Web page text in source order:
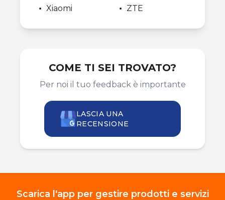
Xiaomi
ZTE
COME TI SEI TROVATO?
Per noi il tuo feedback è importante
LASCIA UNA
RECENSIONE
Scarica l'app per gestire prodotti e servizi